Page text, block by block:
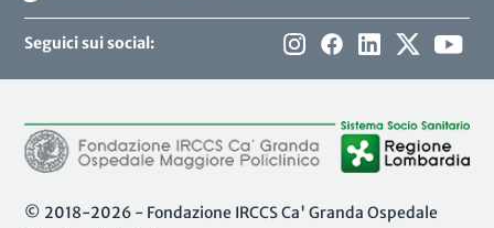
Seguici sui social:
© 2018-2026 - Fondazione IRCCS Ca' Granda Ospedale